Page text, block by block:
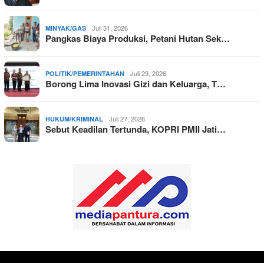
MINYAK/GAS Juli 31, 2026
Pangkas Biaya Produksi, Petani Hutan Sek…
POLITIK/PEMERINTAHAN Juli 29, 2026
Borong Lima Inovasi Gizi dan Keluarga, T…
HUKUM/KRIMINAL Juli 27, 2026
Sebut Keadilan Tertunda, KOPRI PMII Jati…